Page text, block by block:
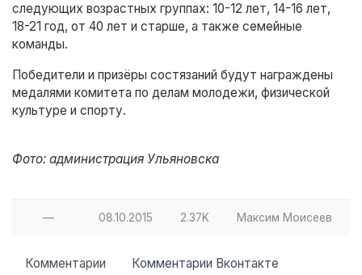
следующих возрастных группах: 10-12 лет, 14-16 лет,
18-21 год, от 40 лет и старше, а также семейные
команды.
Победители и призёры состязаний будут награждены
медалями комитета по делам молодежи, физической
культуре и спорту.
Фото: администрация Ульяновска
— 08.10.2015 2.37K Максим Моисеев
Комментарии Комментарии Вконтакте